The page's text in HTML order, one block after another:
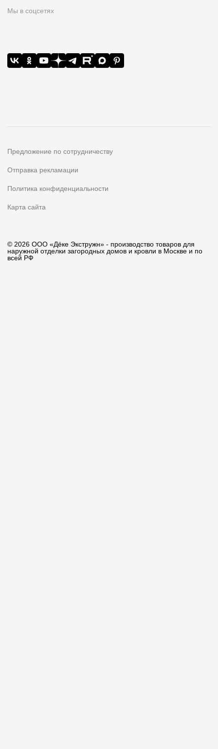
Мы в соцсетях
Предложение по сотрудничеству
Отправка рекламации
Политика конфиденциальности
Карта сайта
© 2026 ООО «Дёке Экстружн» - производство товаров для
наружной отделки загородных домов и кровли в Москве и по
всей РФ